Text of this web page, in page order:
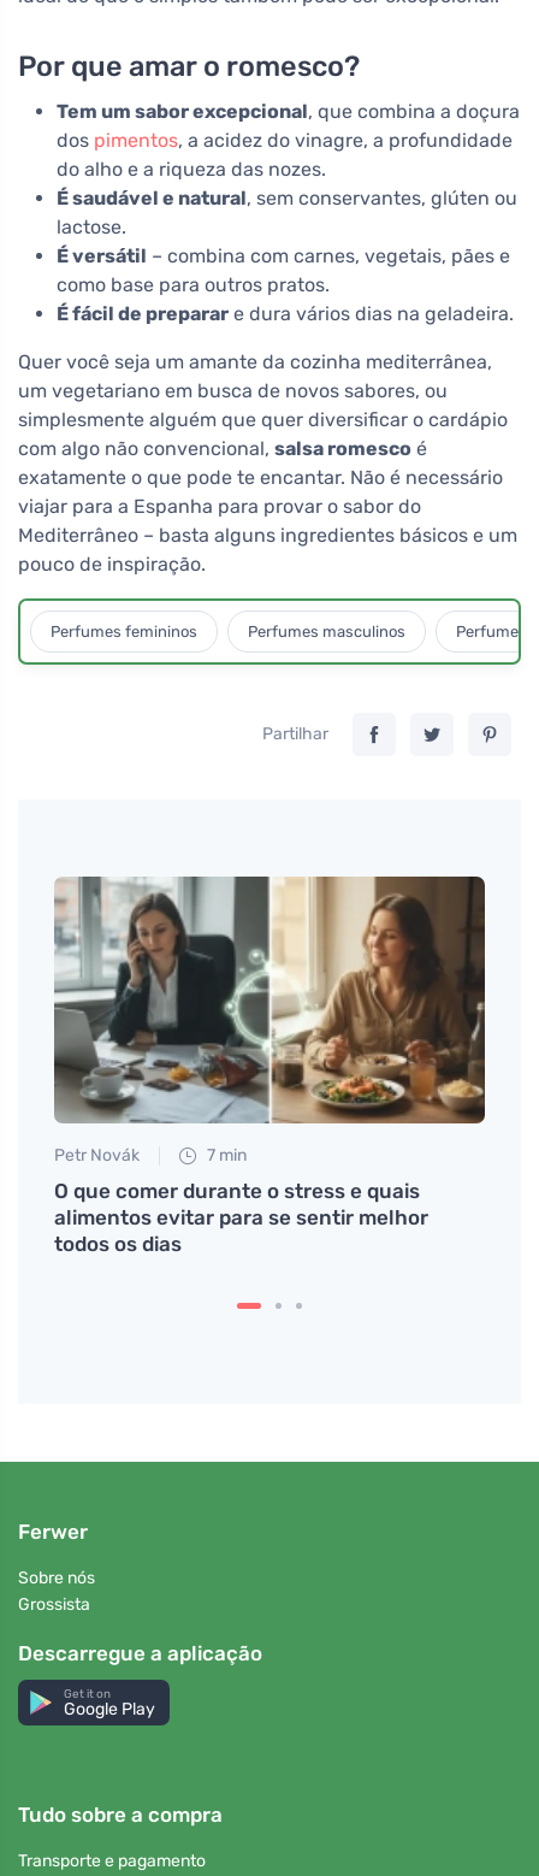
Por que amar o romesco?
Tem um sabor excepcional, que combina a doçura
dos pimentos, a acidez do vinagre, a profundidade
do alho e a riqueza das nozes.
É saudável e natural, sem conservantes, glúten ou
lactose.
É versátil – combina com carnes, vegetais, pães e
como base para outros pratos.
É fácil de preparar e dura vários dias na geladeira.
Quer você seja um amante da cozinha mediterrânea,
um vegetariano em busca de novos sabores, ou
simplesmente alguém que quer diversificar o cardápio
com algo não convencional, salsa romesco é
exatamente o que pode te encantar. Não é necessário
viajar para a Espanha para provar o sabor do
Mediterrâneo – basta alguns ingredientes básicos e um
pouco de inspiração.
Perfumes femininos Perfumes masculinos Perfumes
Partilhar
Petr Novák 7 min
O que comer durante o stress e quais
alimentos evitar para se sentir melhor
todos os dias
Ferwer
Sobre nós
Grossista
Descarregue a aplicação
Get it on
Google Play
Tudo sobre a compra
Transporte e pagamento